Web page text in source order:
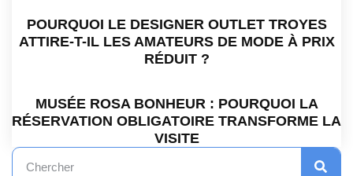
POURQUOI LE DESIGNER OUTLET TROYES
ATTIRE-T-IL LES AMATEURS DE MODE À PRIX
RÉDUIT ?
MUSÉE ROSA BONHEUR : POURQUOI LA
RÉSERVATION OBLIGATOIRE TRANSFORME LA
VISITE